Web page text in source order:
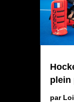
plein
par